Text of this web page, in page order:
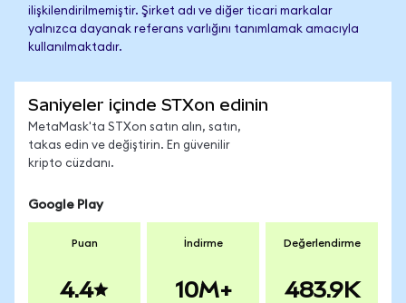
ilişkilendirilmemiştir. Şirket adı ve diğer ticari markalar
yalnızca dayanak referans varlığını tanımlamak amacıyla
kullanılmaktadır.
Saniyeler içinde STXon edinin
MetaMask'ta STXon satın alın, satın,
takas edin ve değiştirin. En güvenilir
kripto cüzdanı.
Google Play
Puan
4.4
İndirme
10M+
Değerlendirme
483.9K